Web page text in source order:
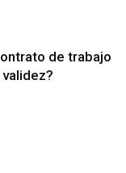
de trabajo